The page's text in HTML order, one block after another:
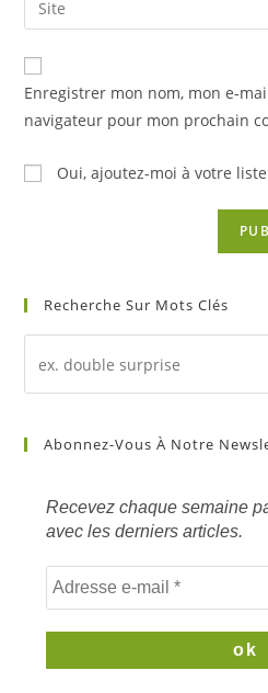
comment
address
comment
l’URL
de
votre
(facultatif)
Enregistrer mon nom, mon e-
navigateur pour mon prochain
Oui, ajoutez-moi à votre
Recherche Sur Mots Clés
d'un
mots
Abonnez-Vous À Notre
Recevez chaque semaine
avec les derniers articles.